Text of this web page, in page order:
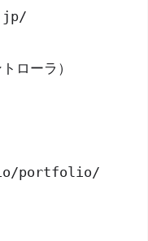
ローラ）
portfolio/